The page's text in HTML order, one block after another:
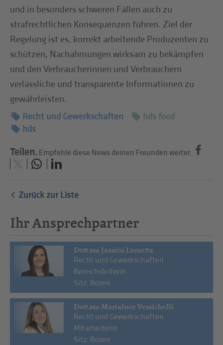
und in besonders schweren Fällen auch zu
strafrechtlichen Konsequenzen führen. Ziel der
Regelung ist es, korrekt arbeitende Produzenten zu
schützen, Nachahmungen wirksam zu bekämpfen
und den Verbraucherinnen und Verbrauchern
verlässliche und transparente Informationen zu
gewährleisten.
Recht und Gewerkschaften
hds food
hds
Teilen. Empfehle diese News deinen Freunden weiter.
Zurück zur Liste
Ihr Ansprechpartner
Dott.ssa Jasmin Lumetta
Recht und Gewerkschaften
Bereichsleiterin
Sitz: Bozen
Dott.ssa Marialuce Vessichelli
Recht und Gewerkschaften
Mitarbeiterin
Sitz: Bozen